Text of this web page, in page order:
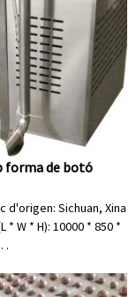
forma de botó
d'origen: Sichuan, Xina
* W * H): 10000 * 850 *
.